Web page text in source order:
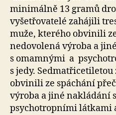
minimálně 13 gramů
vyšetřovatelé zahájili
muže, kterého obvinili
nedovolená výroba a
s omamnými a
s jedy.
obvinili ze spáchání
výroba a jiné nakládání
psychotropními látkami